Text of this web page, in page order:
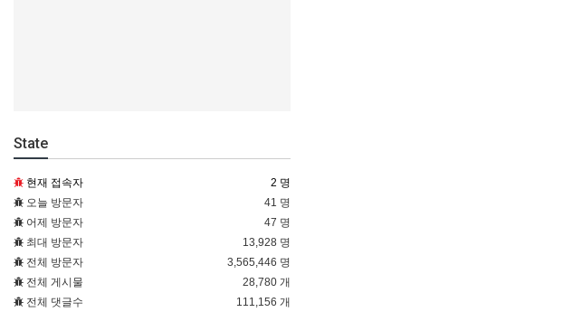
State
현재 접속자
2 명
오늘 방문자
41 명
어제 방문자
47 명
최대 방문자
13,928 명
전체 방문자
3,565,446 명
전체 게시물
28,780 개
전체 댓글수
111,156 개